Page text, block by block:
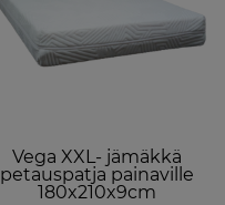
Vega XXL- jämäkkä
petauspatja painaville
180x210x9cm